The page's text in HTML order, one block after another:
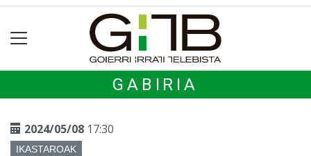
GABIRIA
2024/05/08 17:30
IKASTAROAK